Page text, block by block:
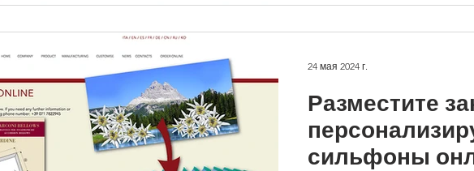
Разместите
сильфоны
24 мая 2024 г.